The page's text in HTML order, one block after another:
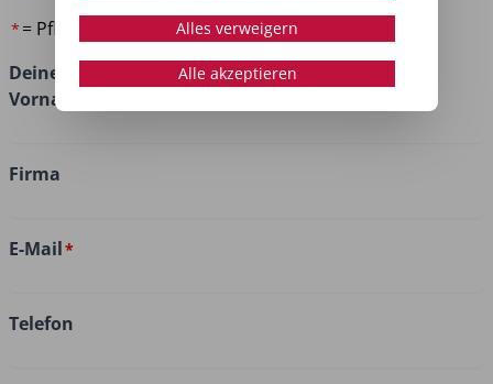
= Pflichtfeld
Deine Adressdaten
Vorname/Nachname
Firma
E-Mail
Telefon
Alles verweigern
Alle akzeptieren